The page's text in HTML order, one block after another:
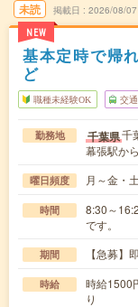
未読
NEW
掲載日 2026/08/07
基本定時で帰
ど
職種未経験OK 交
勤務地 千葉県千
幕張駅か
曜日頻度 月～金・
時間
8:30～
です。
期間 【急募
時給
時給1500
り